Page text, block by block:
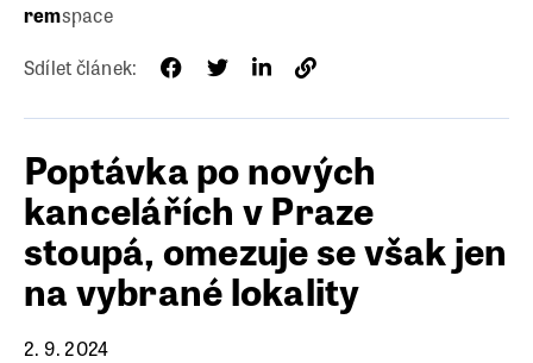
remspace
Sdílet článek:
Poptávka po nových
kancelářích v Praze
stoupá, omezuje se však jen
na vybrané lokality
2. 9. 2024